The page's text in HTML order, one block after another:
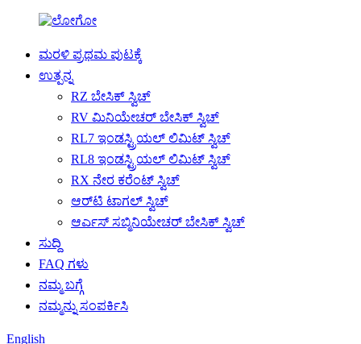
ಮರಳಿ ಪ್ರಥಮ ಪುಟಕ್ಕೆ
ಉತ್ಪನ್ನ
RZ ಬೇಸಿಕ್ ಸ್ವಿಚ್
RV ಮಿನಿಯೇಚರ್ ಬೇಸಿಕ್ ಸ್ವಿಚ್
RL7 ಇಂಡಸ್ಟ್ರಿಯಲ್ ಲಿಮಿಟ್ ಸ್ವಿಚ್
RL8 ಇಂಡಸ್ಟ್ರಿಯಲ್ ಲಿಮಿಟ್ ಸ್ವಿಚ್
RX ನೇರ ಕರೆಂಟ್ ಸ್ವಿಚ್
ಆರ್‌ಟಿ ಟಾಗಲ್ ಸ್ವಿಚ್
ಆರ್ಎಸ್ ಸಬ್ಮಿನಿಯೇಚರ್ ಬೇಸಿಕ್ ಸ್ವಿಚ್
ಸುದ್ದಿ
FAQ ಗಳು
ನಮ್ಮ ಬಗ್ಗೆ
ನಮ್ಮನ್ನು ಸಂಪರ್ಕಿಸಿ
English